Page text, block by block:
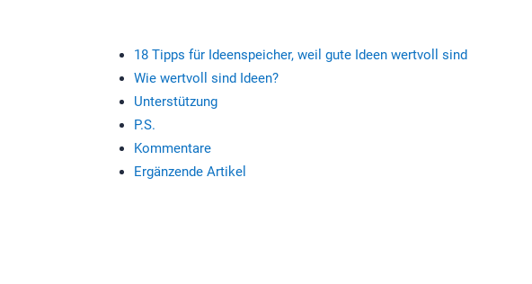
18 Tipps für Ideenspeicher, weil gute Ideen wertvoll sind
Wie wertvoll sind Ideen?
Unterstützung
P.S.
Kommentare
Ergänzende Artikel